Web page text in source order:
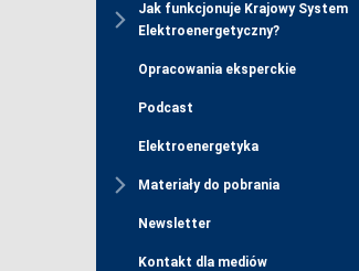
Jak funkcjonuje Krajowy System
Elektroenergetyczny?
Opracowania eksperckie
Podcast
Elektroenergetyka
Materiały do pobrania
Newsletter
Kontakt dla mediów